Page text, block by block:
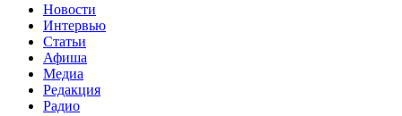
Новости
Интервью
Статьи
Афиша
Медиа
Редакция
Радио